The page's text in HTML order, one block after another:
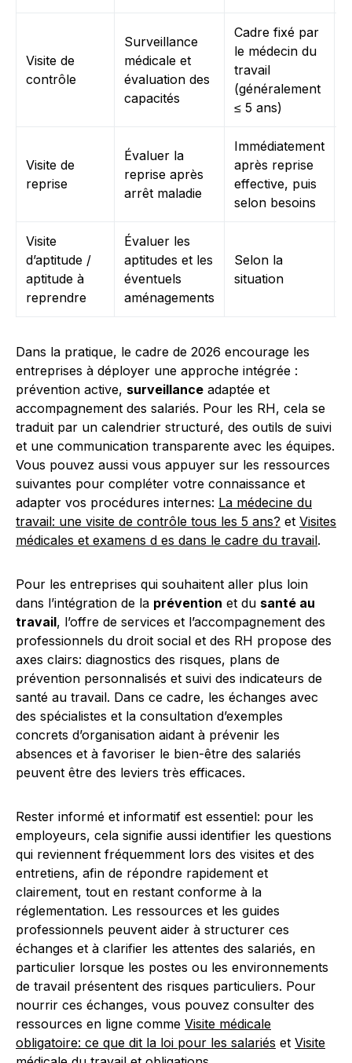
Visite de
contrôle
Surveillance
médicale et
évaluation des
capacités
Cadre fixé par
le médecin du
travail
(généralement
≤ 5 ans)
Visite de
reprise
Évaluer la
reprise après
arrêt maladie
Immédiatement
après reprise
effective, puis
selon besoins
Visite
d’aptitude /
aptitude à
reprendre
Évaluer les
aptitudes et les
éventuels
aménagements
Selon la
situation
Dans la pratique, le cadre de 2026 encourage les
entreprises à déployer une approche intégrée :
prévention active, surveillance adaptée et
accompagnement des salariés. Pour les RH, cela se
traduit par un calendrier structuré, des outils de suivi
et une communication transparente avec les équipes.
Vous pouvez aussi vous appuyer sur les ressources
suivantes pour compléter votre connaissance et
adapter vos procédures internes: La médecine du
travail: une visite de contrôle tous les 5 ans? et Visites
médicales et examens d es dans le cadre du travail.
Pour les entreprises qui souhaitent aller plus loin
dans l’intégration de la prévention et du santé au
travail, l’offre de services et l’accompagnement des
professionnels du droit social et des RH propose des
axes clairs: diagnostics des risques, plans de
prévention personnalisés et suivi des indicateurs de
santé au travail. Dans ce cadre, les échanges avec
des spécialistes et la consultation d’exemples
concrets d’organisation aidant à prévenir les
absences et à favoriser le bien-être des salariés
peuvent être des leviers très efficaces.
Rester informé et informatif est essentiel: pour les
employeurs, cela signifie aussi identifier les questions
qui reviennent fréquemment lors des visites et des
entretiens, afin de répondre rapidement et
clairement, tout en restant conforme à la
réglementation. Les ressources et les guides
professionnels peuvent aider à structurer ces
échanges et à clarifier les attentes des salariés, en
particulier lorsque les postes ou les environnements
de travail présentent des risques particuliers. Pour
nourrir ces échanges, vous pouvez consulter des
ressources en ligne comme Visite médicale
obligatoire: ce que dit la loi pour les salariés et Visite